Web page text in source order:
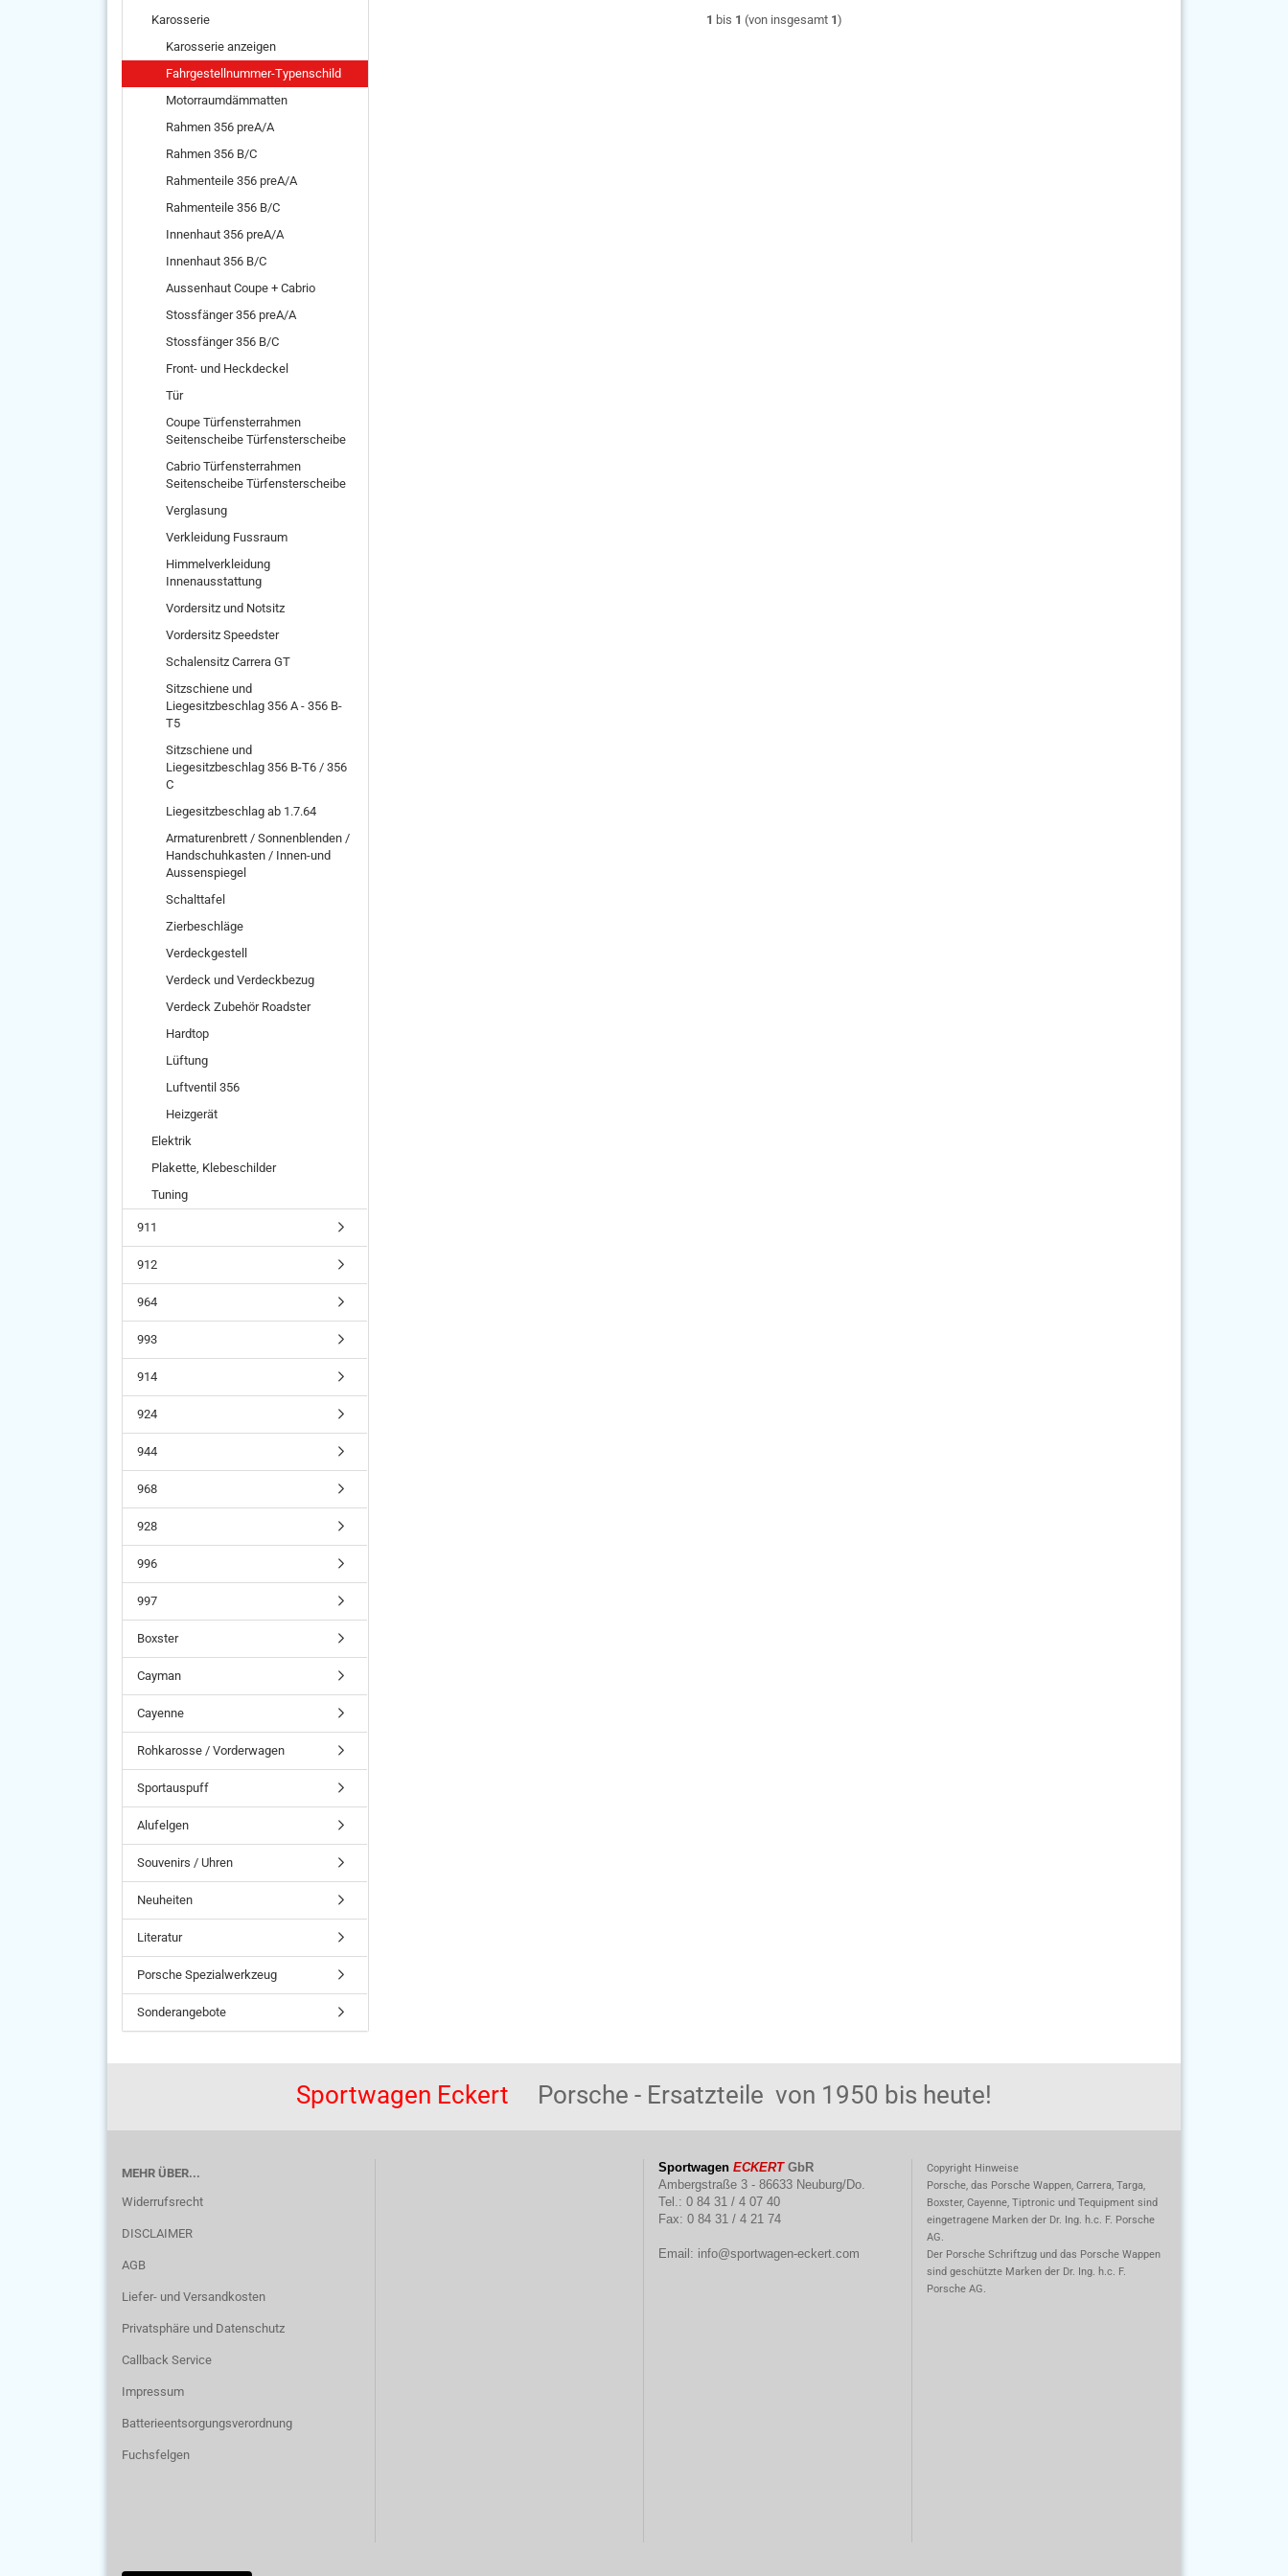
1 bis 1 (von insgesamt 1)
Karosserie
Karosserie anzeigen
Fahrgestellnummer-Typenschild
Motorraumdämmatten
Rahmen 356 preA/A
Rahmen 356 B/C
Rahmenteile 356 preA/A
Rahmenteile 356 B/C
Innenhaut 356 preA/A
Innenhaut 356 B/C
Aussenhaut Coupe + Cabrio
Stossfänger 356 preA/A
Stossfänger 356 B/C
Front- und Heckdeckel
Tür
Coupe Türfensterrahmen
Seitenscheibe Türfensterscheibe
Cabrio Türfensterrahmen
Seitenscheibe Türfensterscheibe
Verglasung
Verkleidung Fussraum
Himmelverkleidung
Innenausstattung
Vordersitz und Notsitz
Vordersitz Speedster
Schalensitz Carrera GT
Sitzschiene und
Liegesitzbeschlag 356 A - 356 B-
T5
Sitzschiene und
Liegesitzbeschlag 356 B-T6 / 356
C
Liegesitzbeschlag ab 1.7.64
Armaturenbrett / Sonnenblenden /
Handschuhkasten / Innen-und
Aussenspiegel
Schalttafel
Zierbeschläge
Verdeckgestell
Verdeck und Verdeckbezug
Verdeck Zubehör Roadster
Hardtop
Lüftung
Luftventil 356
Heizgerät
Elektrik
Plakette, Klebeschilder
Tuning
911
912
964
993
914
924
944
968
928
996
997
Boxster
Cayman
Cayenne
Rohkarosse / Vorderwagen
Sportauspuff
Alufelgen
Souvenirs / Uhren
Neuheiten
Literatur
Porsche Spezialwerkzeug
Sonderangebote
Sportwagen Eckert Porsche - Ersatzteile von 1950 bis heute!
MEHR ÜBER...
Widerrufsrecht
DISCLAIMER
AGB
Liefer- und Versandkosten
Privatsphäre und Datenschutz
Callback Service
Impressum
Batterieentsorgungsverordnung
Fuchsfelgen
Sportwagen ECKERTGbR
Ambergstraße 3 - 86633 Neuburg/Do.
Tel.: 0 84 31 / 4 07 40
Fax: 0 84 31 / 4 21 74
Email: info@sportwagen-eckert.com
Copyright Hinweise
Porsche, das Porsche Wappen, Carrera, Targa,
Boxster, Cayenne, Tiptronic und Tequipment sind
eingetragene Marken der Dr. Ing. h.c. F. Porsche
AG.
Der Porsche Schriftzug und das Porsche Wappen
sind geschützte Marken der Dr. Ing. h.c. F.
Porsche AG.